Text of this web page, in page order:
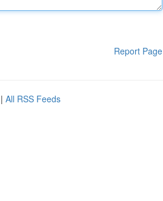
Report Page
| All RSS Feeds